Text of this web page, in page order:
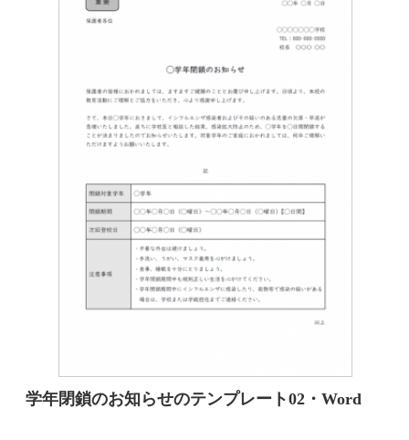
学年閉鎖のお知らせのテンプレート02・Word